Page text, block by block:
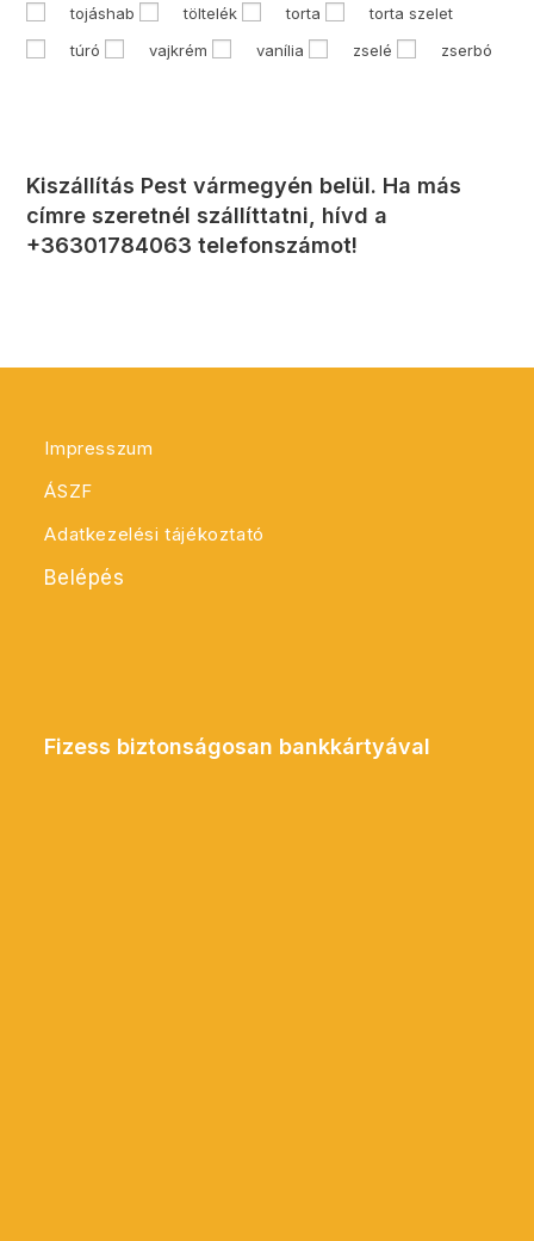
tojáshab
töltelék torta
torta szelet
túró
vajkrém vanília zselé zserbó
Kiszállítás Pest vármegyén belül. Ha más
címre szeretnél szállíttatni, hívd a
+36301784063 telefonszámot!
Impresszum
ÁSZF
Adatkezelési tájékoztató
Belépés
Fizess biztonságosan bankkártyával